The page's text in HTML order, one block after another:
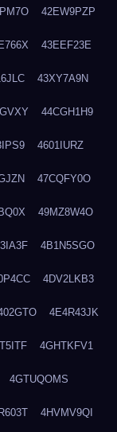
42EW9PZP
43EEF23E
43XY7A9N
44CGH1H9
4601IURZ
47CQFY0O
49MZ8W4O
4B1N5SGO
4DV2LKB3
4E4R43JK
4GHTKFV1
4GTUQOMS
4HVMV9QI